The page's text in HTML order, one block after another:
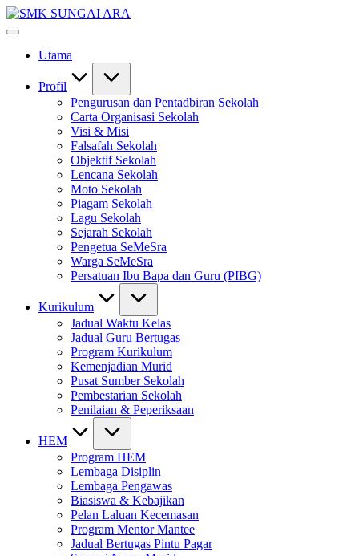
Skip
to
#KetekunanNadiKecemerlangan
#SeMeSradiHati
Utama
Profil
Pengurusan dan Pentadbiran Sekolah
Carta Organisasi Sekolah
Visi & Misi
Falsafah Sekolah
Objektif Sekolah
Lencana Sekolah
Moto Sekolah
Piagam Sekolah
Lagu Sekolah
Sejarah Sekolah
Pengetua SeMeSra
Warga SeMeSra
Persatuan Ibu Bapa dan Guru (PIBG)
Kurikulum
Jadual Waktu Kelas
Jadual Guru Bertugas
Program Kurikulum
Kemenjadian Murid
Pusat Sumber Sekolah
Pembestarian Sekolah
Penilaian & Peperiksaan
HEM
Program HEM
Lembaga Disiplin
Lembaga Pengawas
Biasiswa & Kebajikan
Pelan Laluan Kecemasan
Program Mentor Mantee
Jadual Bertugas Pintu Pagar